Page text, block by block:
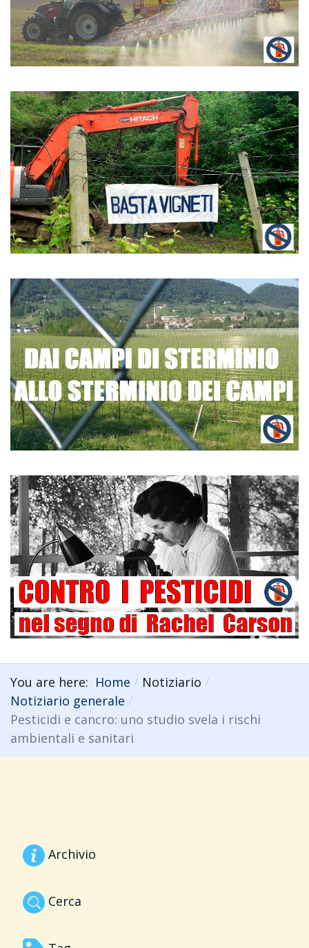
You are here: Home
Notiziario
Notiziario generale
Pesticidi e cancro: uno studio svela i rischi
ambientali e sanitari
Archivio
Cerca